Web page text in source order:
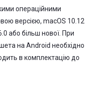
операційними
версією, macOS 10.12
або більш нової. При
на Android необхідно
в комплектацію до